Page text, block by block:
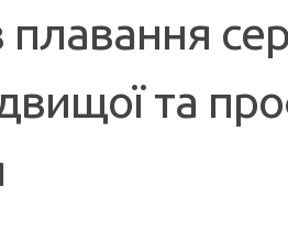
плавання
та